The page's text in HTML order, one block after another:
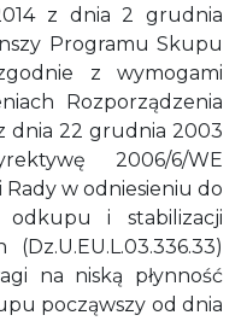
z dnia 2 grudnia
Programu Skupu
z wymogami
Rozporządzenia
dnia 22 grudnia 2003
2006/6/WE
w odniesieniu do
i stabilizacji
na niską płynność
począwszy od dnia